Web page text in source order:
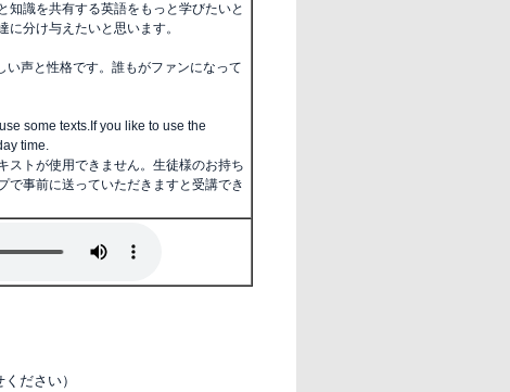
知識を共有する英語をもっと学びたいと
分け与えたいと思います。
声と性格です。誰もがファンになって
some texts.If you like to use the
time.
ストが使用できません。生徒様のお持ち
で事前に送っていただきますと受講でき
ださい）